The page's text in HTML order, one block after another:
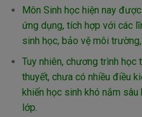
Môn Sinh học hiện nay
ứng dụng, tích hợp với các
sinh học, bảo vệ môi trường,…
Tuy nhiên, chương trình
thuyết, chưa có nhiều điều
khiến học sinh khó nắm
lớp.